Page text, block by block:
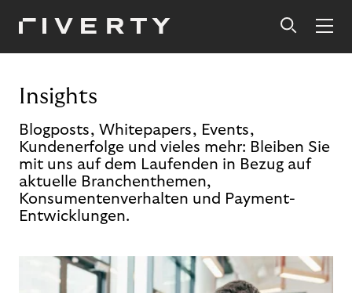
Insights
Blogposts, Whitepapers, Events,
Kundenerfolge und vieles mehr: Bleiben Sie
mit uns auf dem Laufenden in Bezug auf
aktuelle Branchenthemen,
Konsumentenverhalten und Payment-
Entwicklungen.